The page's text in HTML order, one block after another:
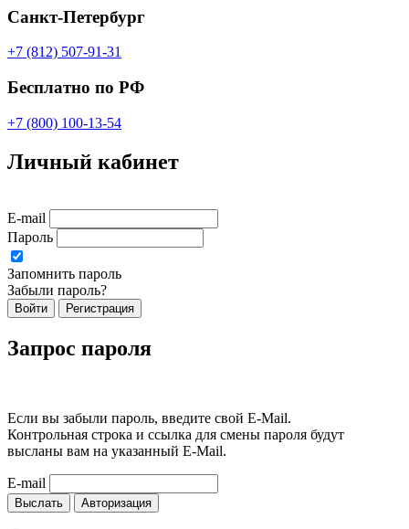
Санкт-Петербург
+7 (812) 507-91-31
Бесплатно по РФ
+7 (800) 100-13-54
Личный кабинет
E-mail
Пароль
Запомнить пароль
Забыли пароль?
Войти Регистрация
Запрос пароля
Если вы забыли пароль, введите свой E-Mail.
Контрольная строка и ссылка для смены пароля будут
высланы вам на указанный E-Mail.
E-mail
Выслать Авторизация